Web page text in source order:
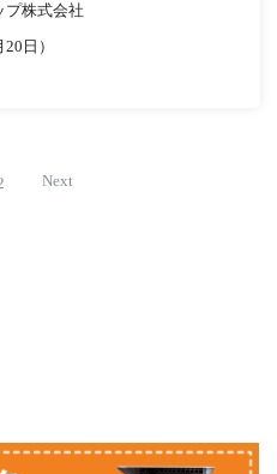
プ株式会社
日）
Next